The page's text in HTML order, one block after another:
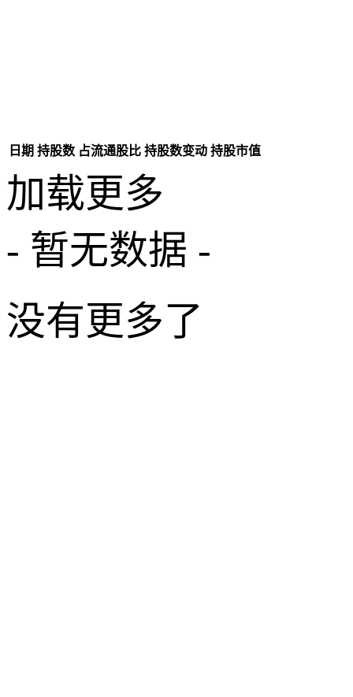
日期 持股数 占流通股比 持股数变动 持股市值
加载更多
- 暂无数据 -
没有更多了